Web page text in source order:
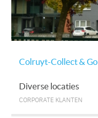
Colruyt-Collect & Go
Diverse locaties
CORPORATE KLANTEN